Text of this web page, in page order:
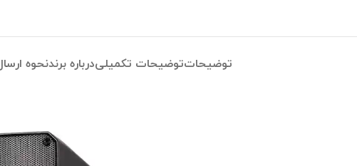
توضیحاتتوضیحات تکمیلیدرباره برندنحوه